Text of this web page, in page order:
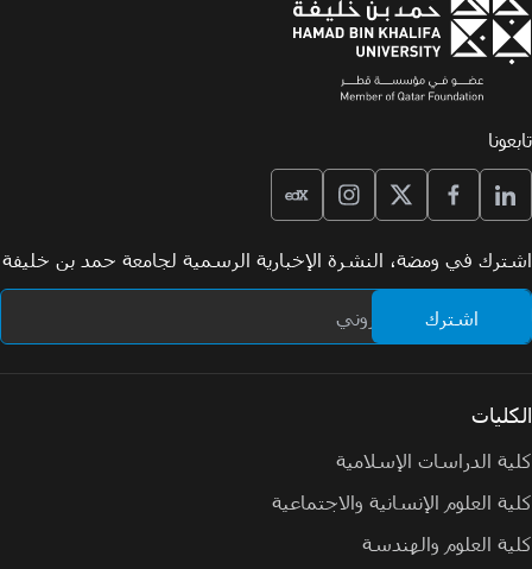
تابعونا
اشترك في ومضة، النشرة الإخبارية الرسمية لجامعة حمد بن خليفة
الكليات
كلية الدراسات الإسلامية
كلية العلوم الإنسانية والاجتماعية
كلية العلوم والهندسة